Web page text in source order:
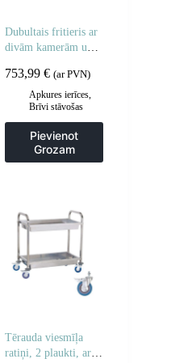
Dubultais fritieris ar
divām kamerām un
753,99€ (ar PVN)
Apkures ierīces
Brīvi stāvošas
Frites un cepšanas
iekārtas,
Gastronomija
Pievienot
Grozam
Tērauda viesmīļa
ratiņi, 2 plaukti, ar